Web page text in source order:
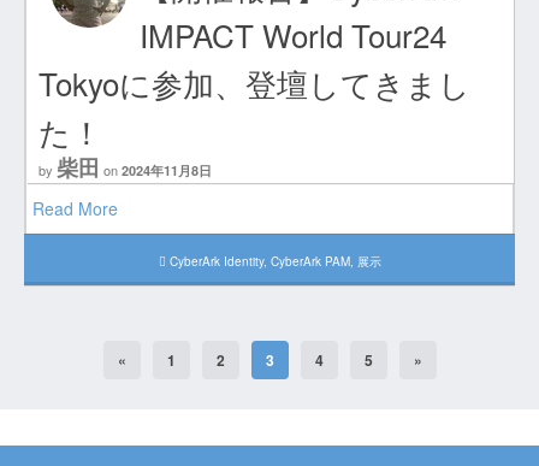
IMPACT World Tour24
Tokyoに参加、登壇してきまし
た！
by 柴田 on 2024年11月8日
Read More
CyberArk Identity, CyberArk PAM, 展示
« 1 2 3 4 5 »